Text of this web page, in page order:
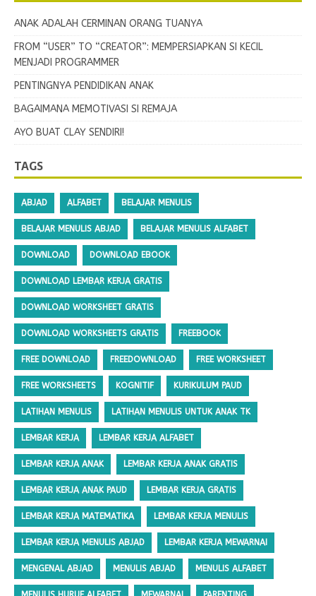
ANAK ADALAH CERMINAN ORANG TUANYA
FROM “USER” TO “CREATOR”: MEMPERSIAPKAN SI KECIL
MENJADI PROGRAMMER
PENTINGNYA PENDIDIKAN ANAK
BAGAIMANA MEMOTIVASI SI REMAJA
AYO BUAT CLAY SENDIRI!
TAGS
ABJAD ALFABET BELAJAR MENULIS
BELAJAR MENULIS ABJAD BELAJAR MENULIS ALFABET
DOWNLOAD DOWNLOAD EBOOK
DOWNLOAD LEMBAR KERJA GRATIS
DOWNLOAD WORKSHEET GRATIS
DOWNLOAD WORKSHEETS GRATIS FREEBOOK
FREE DOWNLOAD FREEDOWNLOAD FREE WORKSHEET
FREE WORKSHEETS KOGNITIF KURIKULUM PAUD
LATIHAN MENULIS LATIHAN MENULIS UNTUK ANAK TK
LEMBAR KERJA LEMBAR KERJA ALFABET
LEMBAR KERJA ANAK LEMBAR KERJA ANAK GRATIS
LEMBAR KERJA ANAK PAUD LEMBAR KERJA GRATIS
LEMBAR KERJA MATEMATIKA LEMBAR KERJA MENULIS
LEMBAR KERJA MENULIS ABJAD LEMBAR KERJA MEWARNAI
MENGENAL ABJAD MENULIS ABJAD MENULIS ALFABET